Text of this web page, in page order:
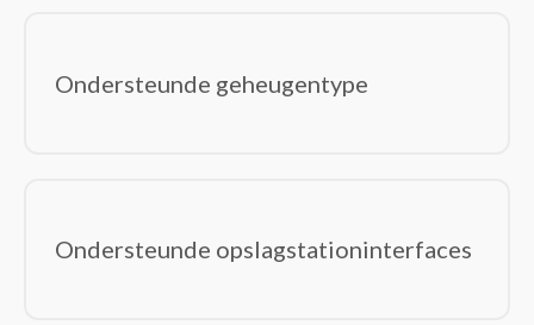
Ondersteunde geheugentype
Ondersteunde opslagstationinterfaces